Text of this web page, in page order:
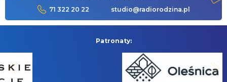
71 322 20 22 studio@radiorodzina.pl
Patronaty: